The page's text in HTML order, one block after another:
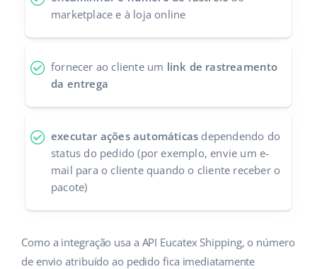
português (BR)
中文
marketplace e à loja online
fornecer ao cliente um link de rastreamento
da entrega
executar ações automáticas dependendo do
status do pedido (por exemplo, envie um e-
mail para o cliente quando o cliente receber o
pacote)
Como a integração usa a API Eucatex Shipping, o número
de envio atribuído ao pedido fica imediatamente